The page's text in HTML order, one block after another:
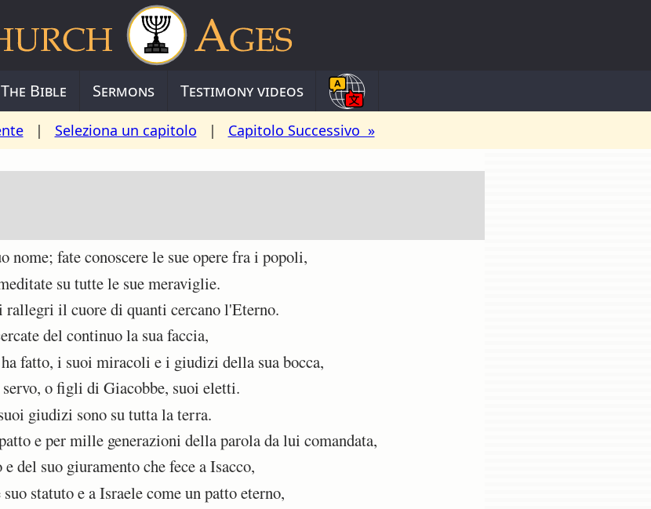
The Bible Sermons Testimony videos
| Seleziona un capitolo | Capitolo Successivo »
nome; fate conoscere le sue opere fra i popoli,
su tutte le sue meraviglie.
rallegri il cuore di quanti cercano l'Eterno.
del continuo la sua faccia,
fatto, i suoi miracoli e i giudizi della sua bocca,
o figli di Giacobbe, suoi eletti.
giudizi sono su tutta la terra.
e per mille generazioni della parola da lui comandata,
del suo giuramento che fece a Isacco,
statuto e a Israele come un patto eterno,